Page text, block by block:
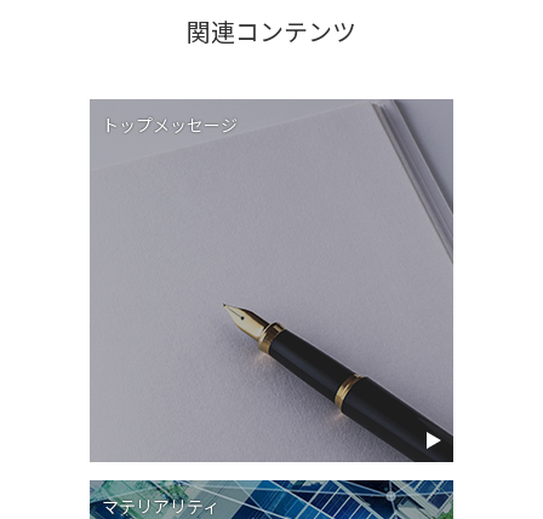
関連コンテンツ
トップメッセージ
マテリアリティ